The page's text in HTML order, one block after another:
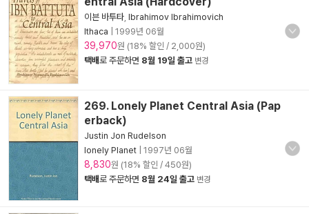
이븐 바투타 Ibrahimov Ibrahimovich
Ithaca
1999년 06월
39,970원 (18% 할인 / 2,000원)
택배로 주문하면 8월 19일 출고 변경
269. Lonely Planet Central Asia (Pap
erback)
Justin Jon Rudelson
lonely Planet
1997년 06월
8,830원 (18% 할인 / 450원)
택배로 주문하면 8월 24일 출고 변경